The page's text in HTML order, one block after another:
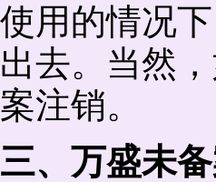
使用的情况
出去。当然
案注销。
三、万盛未